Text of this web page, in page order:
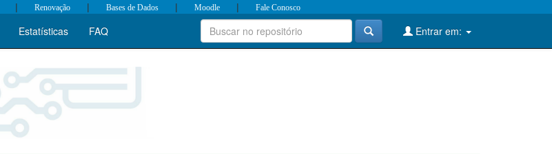
| Renovação | Bases de Dados | Moodle | Fale Conosco
Estatísticas FAQ Entrar em: